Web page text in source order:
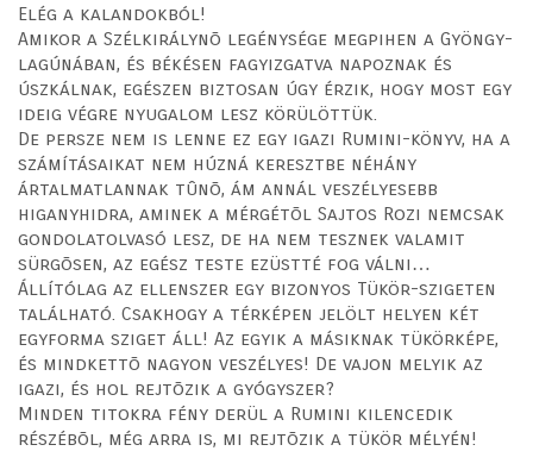
Elég a kalandokból!
Amikor a Szélkirálynõ legénysége megpihen a Gyöngy-
lagúnában, és békésen fagyizgatva napoznak és
úszkálnak, egészen biztosan úgy érzik, hogy most egy
ideig végre nyugalom lesz körülöttük.
De persze nem is lenne ez egy igazi Rumini-könyv, ha a
számításaikat nem húzná keresztbe néhány
ártalmatlannak tûnõ, ám annál veszélyesebb
higanyhidra, aminek a mérgétõl Sajtos Rozi nemcsak
gondolatolvasó lesz, de ha nem tesznek valamit
sürgõsen, az egész teste ezüstté fog válni…
Állítólag az ellenszer egy bizonyos Tükör-szigeten
található. Csakhogy a térképen jelölt helyen két
egyforma sziget áll! Az egyik a másiknak tükörképe,
és mindkettõ nagyon veszélyes! De vajon melyik az
igazi, és hol rejtõzik a gyógyszer?
Minden titokra fény derül a Rumini kilencedik
részébõl, még arra is, mi rejtõzik a tükör mélyén!